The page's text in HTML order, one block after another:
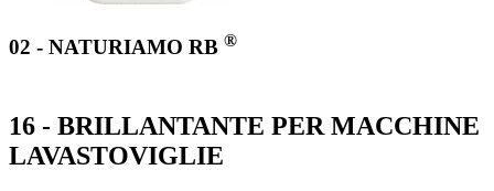
02 - NATURIAMO RB ®
16 - BRILLANTANTE PER MACCHINE
LAVASTOVIGLIE